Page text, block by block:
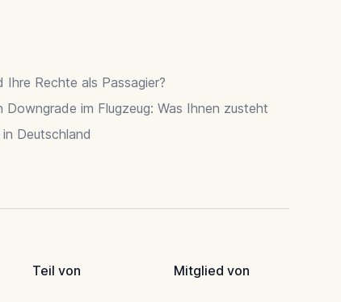
Ihre Rechte als Passagier?
Downgrade im Flugzeug: Was Ihnen zusteht
Deutschland
Teil von Mitglied von